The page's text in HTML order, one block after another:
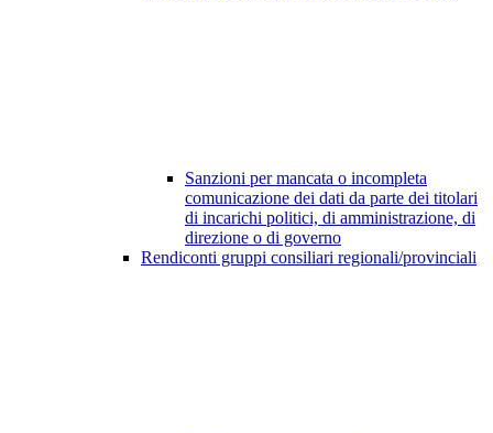
Sanzioni per mancata o incompleta
comunicazione dei dati da parte dei titolari
di incarichi politici, di amministrazione, di
direzione o di governo
Rendiconti gruppi consiliari regionali/provinciali